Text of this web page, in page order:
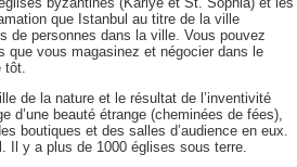
que Istanbul au titre de la ville
de personnes dans la ville. Vous pouvez
que vous magasinez et négocier dans le
de la nature et le résultat de l’inventivité
d’une beauté étrange (cheminées de fées),
boutiques et des salles d’audience en eux.
Il y a plus de 1000 églises sous terre.